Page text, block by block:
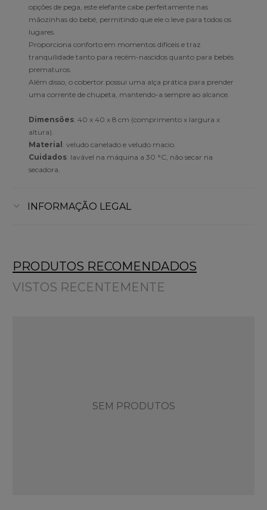
opções de pega, este elefante cabe perfeitamente nas
mãozinhas do bebé, permitindo que ele o leve para todos os
lugares.
Proporciona conforto em momentos difíceis e traz
tranquilidade tanto para recém-nascidos quanto para bebés
prematuros.
Além disso, o cobertor possui uma alça prática para prender
uma corrente de chupeta, mantendo-a sempre ao alcance.
Dimensões: 40 x 40 x 8 cm (comprimento x largura x
altura).
Material : veludo canelado e veludo macio.
Cuidados: lavável na máquina a 30 °C, não secar na
secadora.
INFORMAÇÃO LEGAL
PRODUTOS RECOMENDADOS
VISTOS RECENTEMENTE
SEM PRODUTOS